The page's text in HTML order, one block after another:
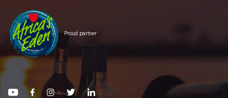
Proud partner